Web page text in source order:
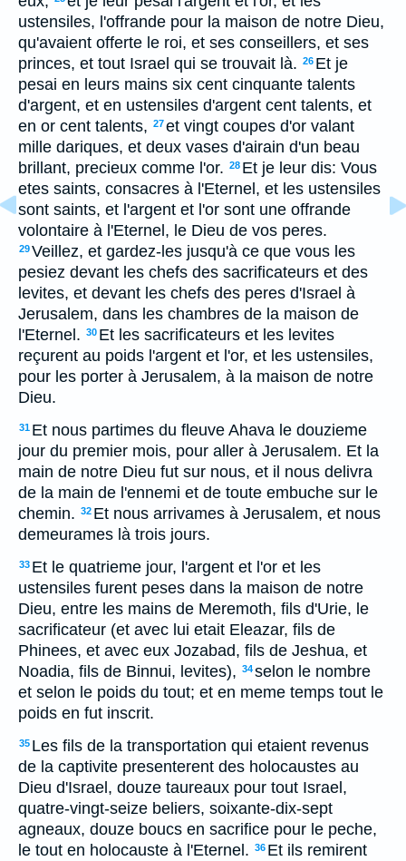
ustensiles, l'offrande pour la maison de notre Dieu,
qu'avaient offerte le roi, et ses conseillers, et ses
princes, et tout Israel qui se trouvait là. 26 Et je
pesai en leurs mains six cent cinquante talents
d'argent, et en ustensiles d'argent cent talents, et
en or cent talents, 27et vingt coupes d'or valant
mille dariques, et deux vases d'airain d'un beau
brillant, precieux comme l'or. 28 Et je leur dis: Vous
etes saints, consacres à l'Eternel, et les ustensiles
sont saints, et l'argent et l'or sont une offrande
volontaire à l'Eternel, le Dieu de vos peres.
29Veillez, et gardez-les jusqu'à ce que vous les
pesiez devant les chefs des sacrificateurs et des
levites, et devant les chefs des peres d'Israel à
Jerusalem, dans les chambres de la maison de
l'Eternel. 30 Et les sacrificateurs et les levites
reçurent au poids l'argent et l'or, et les ustensiles,
pour les porter à Jerusalem, à la maison de notre
Dieu.
31 Et nous partimes du fleuve Ahava le douzieme
jour du premier mois, pour aller à Jerusalem. Et la
main de notre Dieu fut sur nous, et il nous delivra
de la main de l'ennemi et de toute embuche sur le
chemin. 32 Et nous arrivames à Jerusalem, et nous
demeurames là trois jours.
33 Et le quatrieme jour, l'argent et l'or et les
ustensiles furent peses dans la maison de notre
Dieu, entre les mains de Meremoth, fils d'Urie, le
sacrificateur (et avec lui etait Eleazar, fils de
Phinees, et avec eux Jozabad, fils de Jeshua, et
Noadia, fils de Binnui, levites), 34selon le nombre
et selon le poids du tout; et en meme temps tout le
poids en fut inscrit.
35 Les fils de la transportation qui etaient revenus
de la captivite presenterent des holocaustes au
Dieu d'Israel, douze taureaux pour tout Israel,
quatre-vingt-seize beliers, soixante-dix-sept
agneaux, douze boucs en sacrifice pour le peche,
le tout en holocauste à l'Eternel. 36 Et ils remirent